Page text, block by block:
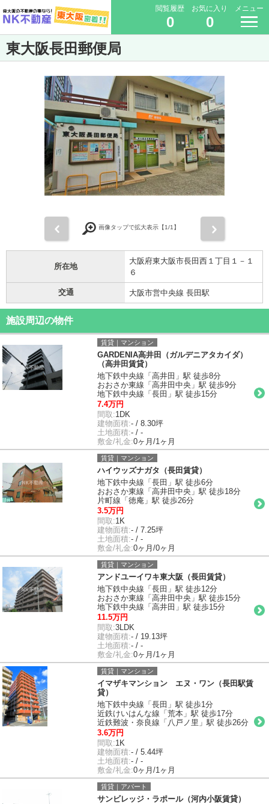
閲覧履歴
0
お気に入り
0
メニュー
東大阪長田郵便局
画像タップで拡大表示【1/1】
所在地
大阪府東大阪市長田西１丁目１－１
６
交通 大阪市営中央線 長田駅
施設周辺の物件
賃貸｜マンション
GARDENIA高井田（ガルデニアタカイダ）
（高井田賃貸）
地下鉄中央線「高井田」駅 徒歩8分
おおさか東線「高井田中央」駅 徒歩9分
地下鉄中央線「長田」駅 徒歩15分
7.4万円
間取:1DK
建物面積:- / 8.30坪
土地面積:- / -
敷金/礼金:0ヶ月/1ヶ月
賃貸｜マンション
ハイウッズナガタ（長田賃貸）
地下鉄中央線「長田」駅 徒歩6分
おおさか東線「高井田中央」駅 徒歩18分
片町線「徳庵」駅 徒歩26分
3.5万円
間取:1K
建物面積:- / 7.25坪
土地面積:- / -
敷金/礼金:0ヶ月/0ヶ月
賃貸｜マンション
アンドユーイワキ東大阪（長田賃貸）
地下鉄中央線「長田」駅 徒歩12分
おおさか東線「高井田中央」駅 徒歩15分
地下鉄中央線「高井田」駅 徒歩15分
11.5万円
間取:3LDK
建物面積:- / 19.13坪
土地面積:- / -
敷金/礼金:0ヶ月/1ヶ月
賃貸｜マンション
イマザキマンション エヌ・ワン（長田駅賃
貸）
地下鉄中央線「長田」駅 徒歩1分
近鉄けいはんな線「荒本」駅 徒歩17分
近鉄難波・奈良線「八戸ノ里」駅 徒歩26分
3.6万円
間取:1K
建物面積:- / 5.44坪
土地面積:- / -
敷金/礼金:0ヶ月/1ヶ月
賃貸｜アパート
サンビレッジ・ラポール（河内小阪賃貸）